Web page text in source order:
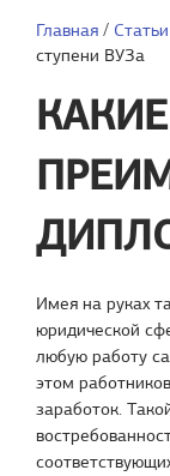
Главная / Статьи
ступени ВУЗа
КАКИЕ
Имея на руках
юридической
любую работу
этом
заработок.